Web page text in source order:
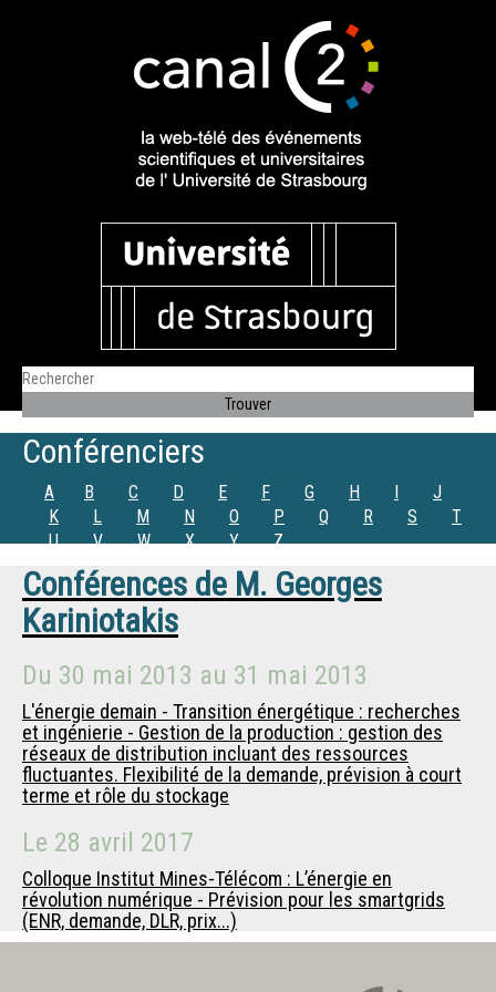
Conférenciers
A B C D E F G H I
J
K
L M N O P Q R S
T
U
V W X Y Z
Conférences de M. Georges
Kariniotakis
Du 30 mai 2013 au 31 mai 2013
L'énergie demain - Transition énergétique : recherches
et ingénierie - Gestion de la production : gestion des
réseaux de distribution incluant des ressources
fluctuantes. Flexibilité de la demande, prévision à court
terme et rôle du stockage
Le 28 avril 2017
Colloque Institut Mines-Télécom : L’énergie en
révolution numérique - Prévision pour les smartgrids
(ENR, demande, DLR, prix...)